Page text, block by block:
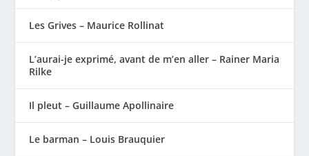
Les Grives – Maurice Rollinat
L’aurai-je exprimé, avant de m’en aller – Rainer Maria
Rilke
Il pleut – Guillaume Apollinaire
Le barman – Louis Brauquier